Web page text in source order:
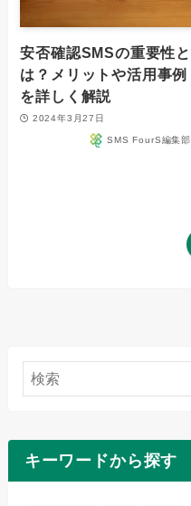
安否確認SMSの重要性と
は？メリットや活用事例
を詳しく解説
2024年3月27日
SMS FourS編集部
検
索
キーワードから探す